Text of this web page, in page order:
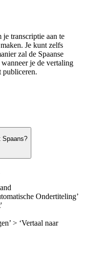
transcriptie aan te
Je kunt zelfs
zal de Spaanse
je de vertaling
publiceren.
Spaans?
Ondertiteling’
> ‘Vertaal naar